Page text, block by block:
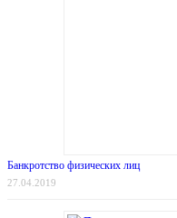
Банкротство физических лиц
27.04.2019